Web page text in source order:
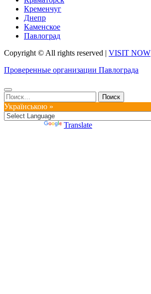
Кременчуг
Днепр
Каменское
Павлоград
Copyright © All rights reserved | VISIT NOW
Проверенные организации Павлограда
Найти:
Українською »
Translate